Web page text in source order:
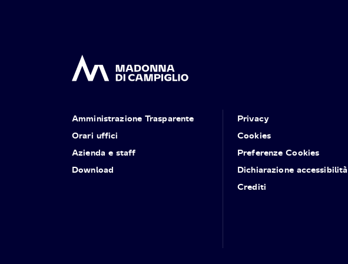
Amministrazione Trasparente
Orari uffici
Azienda e staff
Download
Privacy
Cookies
Preferenze Cookies
Dichiarazione accessibilità
Crediti